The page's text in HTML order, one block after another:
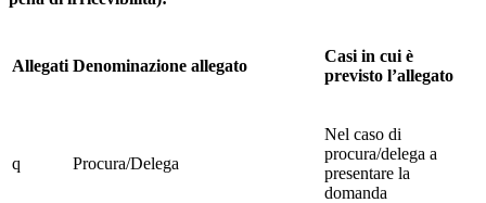
Allegati Denominazione allegato
Casi in cui è
previsto l’allegato
q Procura/Delega
Nel caso di
procura/delega a
presentare la
domanda